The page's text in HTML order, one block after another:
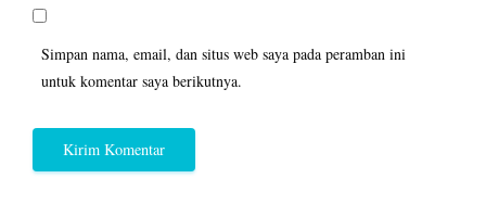
Simpan nama, email, dan situs web saya pada peramban ini
untuk komentar saya berikutnya.